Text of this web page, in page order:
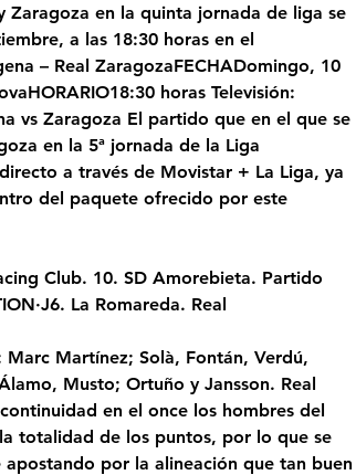
Zaragoza en la quinta jornada de liga se
a las 18:30 horas en el
– Real ZaragozaFECHADomingo, 10
horas Televisión:
vs Zaragoza El partido que en el que se
en la 5ª jornada de la Liga
a través de Movistar + La Liga, ya
del paquete ofrecido por este
Club. 10. SD Amorebieta. Partido
La Romareda. Real
Martínez; Solà, Fontán, Verdú,
Musto; Ortuño y Jansson. Real
en el once los hombres del
totalidad de los puntos, por lo que se
apostando por la alineación que tan buen